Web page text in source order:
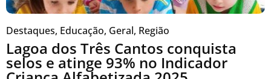
Destaques, Educação, Geral, Região
Lagoa dos Três Cantos conquista
selos e atinge 93% no Indicador